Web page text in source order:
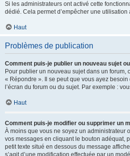
Si les administrateurs ont activé cette
dédié. Cela permet d’empêcher une
Haut
Problèmes de publication
Comment puis-je publier un nouveau sujet
Pour publier un nouveau sujet dans un
« Répondre ». Il se peut que vous ayez
l’écran du forum ou du sujet. Par exemple :
Haut
Comment puis-je modifier ou supprimer un
À moins que vous ne soyez un administrateur
vos messages en cliquant le bouton adéquat,
petit texte situé en dessous du message
s’agit d’une modification effectuée par un